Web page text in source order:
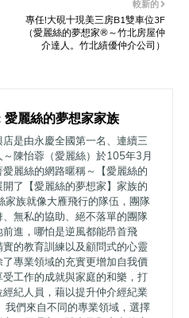
較新的
專任!大硯十現美三房B1雙車位3F
（愛麗絲的夢想家®～竹北房屋仲
介達人。竹北績優仲介公司）
愛麗絲的夢想家家族
店是由永慶全國第一名、連續三
陳怡蓉（愛麗絲）於105年3月
愛麗絲的網路暱稱～【愛麗絲的
了【愛麗絲的夢想家】家族的
家族就像大雁飛行的隊伍，團隊
、無私的協助、絕不落單的團隊
進，哪怕是逆風都能昂首飛
的教育訓練以及顧問式的心靈
了專業領域的充實更增加自我價
工作的成就與家庭的和樂，打
紀人員，藉以提升仲介經紀業
我們來自不同的專業領域，選擇